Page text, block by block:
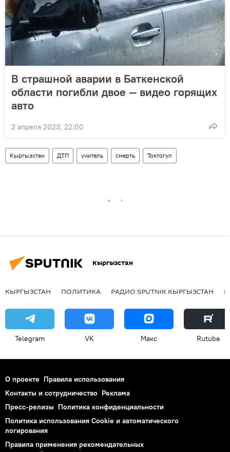
В страшной аварии в Баткенской
области погибли двое — видео горящих
авто
2 апреля 2023, 22:00
Кыргызстан ДТП учитель смерть Токтогул
Кыргызстан
КЫРГЫЗСТАН ПОЛИТИКА РАДИО SPUTNIK КЫРГЫЗСТАН
Telegram VK Макс Rutube
О проекте Правила использования
Контакты и сотрудничество Реклама
Пресс-релизы Политика конфиденциальности
Политика использования Cookie и автоматического
логирования
Правила применения рекомендательных